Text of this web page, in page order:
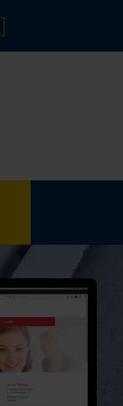
]